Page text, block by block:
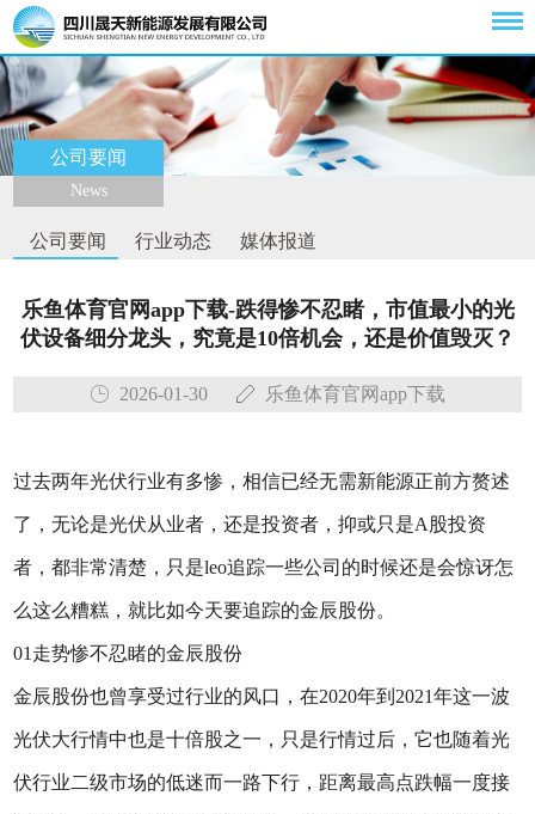
公司要闻
News
公司要闻 行业动态 媒体报道
乐鱼体育官网app下载-跌得惨不忍睹，市值最小的光
伏设备细分龙头，究竟是10倍机会，还是价值毁灭？
2026-01-30 乐鱼体育官网app下载
过去两年光伏行业有多惨，相信已经无需新能源正前方赘述
了，无论是光伏从业者，还是投资者，抑或只是A股投资
者，都非常清楚，只是leo追踪一些公司的时候还是会惊讶怎
么这么糟糕，就比如今天要追踪的金辰股份。
01走势惨不忍睹的金辰股份
金辰股份也曾享受过行业的风口，在2020年到2021年这一波
光伏大行情中也是十倍股之一，只是行情过后，它也随着光
伏行业二级市场的低迷而一路下行，距离最高点跌幅一度接